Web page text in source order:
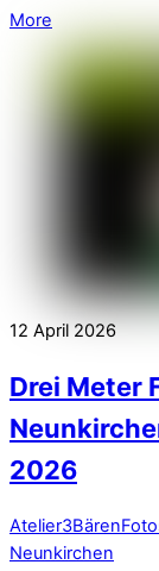
More
12 April 2026
Drei Meter
2026
Atelier3Bären
Neunkirchen